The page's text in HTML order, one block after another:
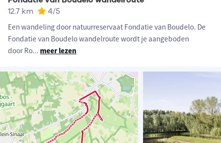
12.7 km 4/5
Een wandeling door natuurreservaat Fondatie van Boudelo. De
Fondatie van Boudelo wandelroute wordt je aangeboden
door Ro... meer lezen